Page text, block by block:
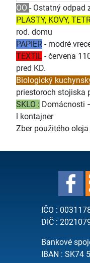
OO - Ostatný odpad
PLASTY, KOVY,
rod. domu
PAPIER - modré
TEXTIL - červena
pred KD.
Biologický
priestoroch stojiska
SKLO : Domácnosti
l kontajner
Zber použitého
IČO :
DIČ :
Bankové
IBAN : SK74